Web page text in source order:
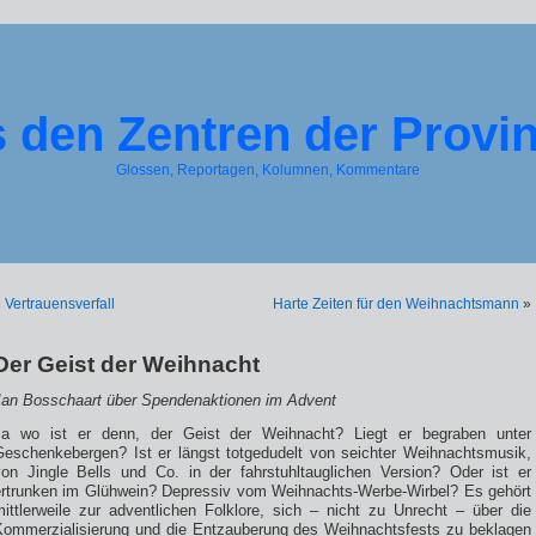
den Zentren der
Glossen, Reportagen, Kolumnen, Kommentare
Vertrauensverfall Harte Zeiten für den Weihnachtsmann »
Geist der Weihnacht
Bosschaart über Spendenaktionen im Advent
wo ist er denn, der Geist der Weihnacht? Liegt er begraben unter
Ist er längst totgedudelt von seichter Weihnachtsmusik,
Jingle Bells und Co. in der fahrstuhltauglichen Version? Oder ist er
im Glühwein? Depressiv vom Weihnachts-Werbe-Wirbel? Es gehört
zur adventlichen Folklore, sich – nicht zu Unrecht – über die
und die Entzauberung des Weihnachtsfests zu beklagen